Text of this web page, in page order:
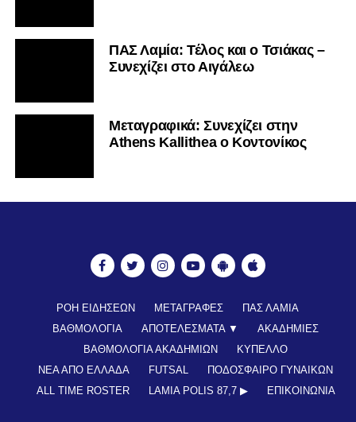
ΠΑΣ Λαμία: Τέλος και ο Τσιάκας –
Συνεχίζει στο Αιγάλεω
Mεταγραφικά: Συνεχίζει στην
Athens Kallithea ο Κοντονίκος
ΡΟΗ ΕΙΔΗΣΕΩΝ ΜΕΤΑΓΡΑΦΕΣ
ΠΑΣ ΛΑΜΙΑ
ΒΑΘΜΟΛΟΓΙΑ
ΑΠΟΤΕΛΕΣΜΑΤΑ ▼
ΑΚΑΔΗΜΙΕΣ
ΒΑΘΜΟΛΟΓΙΑ ΑΚΑΔΗΜΙΩΝ
ΚΥΠΕΛΛΟ
ΝΕΑ ΑΠΟ ΕΛΛΑΔΑ
FUTSAL
ΠΟΔΟΣΦΑΙΡΟ ΓΥΝΑΙΚΩΝ
ALL TIME ROSTER
LAMIA POLIS 87,7 ▶︎ ΕΠΙΚΟΙΝΩΝΊΑ